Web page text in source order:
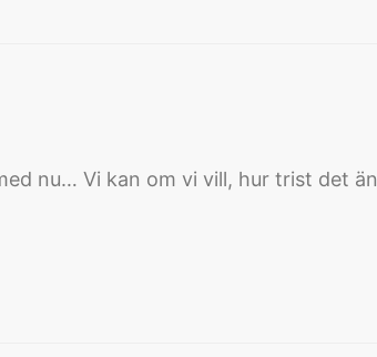
nu… Vi kan om vi vill, hur trist det än